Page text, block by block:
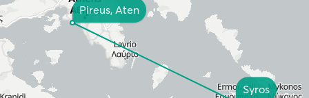
Syros
Pireus, Aten